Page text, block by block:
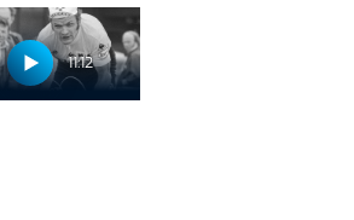
11:12